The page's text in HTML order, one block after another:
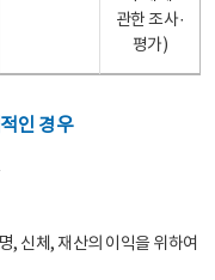
관한 조사·
평가)
인 경우
, 신체, 재산의 이익을 위하여